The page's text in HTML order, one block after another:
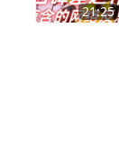
21:25